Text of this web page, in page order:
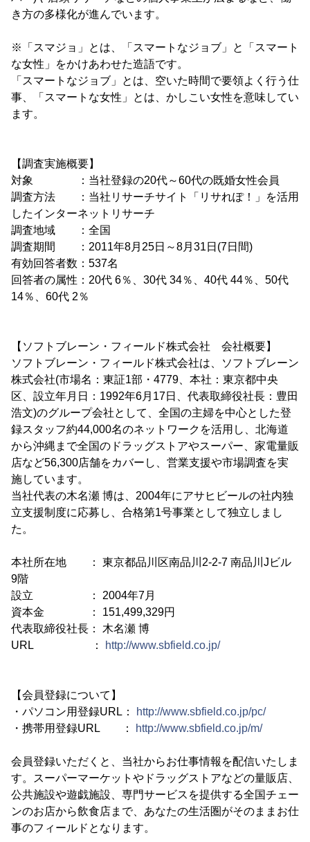
き方の多様化が進んでいます。
※「スマジョ」とは、「スマートなジョブ」と「スマート
な女性」をかけあわせた造語です。
「スマートなジョブ」とは、空いた時間で要領よく行う仕
事、「スマートな女性」とは、かしこい女性を意味してい
ます。
【調査実施概要】
対象 ：当社登録の20代～60代の既婚女性会員
調査方法 ：当社リサーチサイト「リサれぽ！」を活用
したインターネットリサーチ
調査地域 ：全国
調査期間 ：2011年8月25日～8月31日(7日間)
有効回答者数：537名
回答者の属性：20代 6％、30代 34％、40代 44％、50代
14％、60代 2％
【ソフトブレーン・フィールド株式会社 会社概要】
ソフトブレーン・フィールド株式会社は、ソフトブレーン
株式会社(市場名：東証1部・4779、本社：東京都中央
区、設立年月日：1992年6月17日、代表取締役社長：豊田
浩文)のグループ会社として、全国の主婦を中心とした登
録スタッフ約44,000名のネットワークを活用し、北海道
から沖縄まで全国のドラッグストアやスーパー、家電量販
店など56,300店舗をカバーし、営業支援や市場調査を実
施しています。
当社代表の木名瀬 博は、2004年にアサヒビールの社内独
立支援制度に応募し、合格第1号事業として独立しまし
た。
本社所在地 ： 東京都品川区南品川2-2-7 南品川Jビル
9階
設立 ： 2004年7月
資本金 ： 151,499,329円
代表取締役社長： 木名瀬 博
URL ：
http://www.sbfield.co.jp/
【会員登録について】
・パソコン用登録URL：
http://www.sbfield.co.jp/pc/
・携帯用登録URL ：
http://www.sbfield.co.jp/m/
会員登録いただくと、当社からお仕事情報を配信いたしま
す。スーパーマーケットやドラッグストアなどの量販店、
公共施設や遊戯施設、専門サービスを提供する全国チェー
ンのお店から飲食店まで、あなたの生活圏がそのままお仕
事のフィールドとなります。